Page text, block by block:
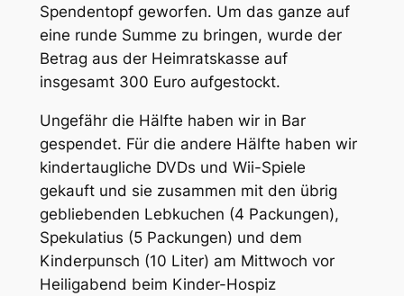
Spendentopf geworfen. Um das ganze auf
eine runde Summe zu bringen, wurde der
Betrag aus der Heimratskasse auf
insgesamt 300 Euro aufgestockt.
Ungefähr die Hälfte haben wir in Bar
gespendet. Für die andere Hälfte haben wir
kindertaugliche DVDs und Wii-Spiele
gekauft und sie zusammen mit den übrig
gebliebenden Lebkuchen (4 Packungen),
Spekulatius (5 Packungen) und dem
Kinderpunsch (10 Liter) am Mittwoch vor
Heiligabend beim Kinder-Hospiz